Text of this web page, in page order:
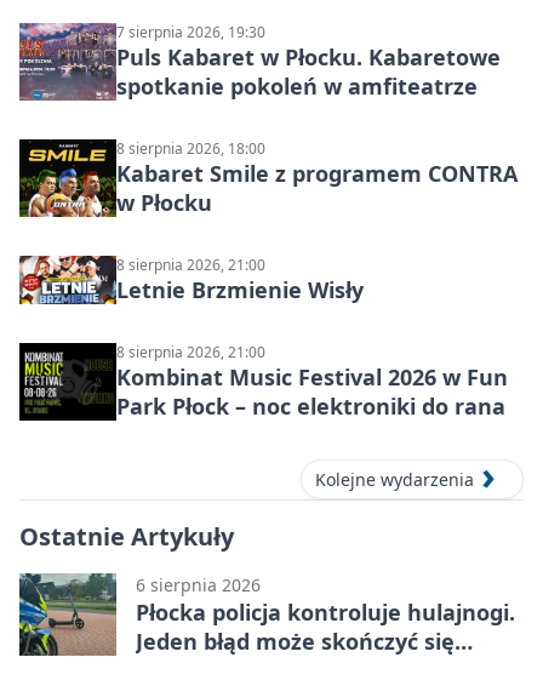
7 sierpnia 2026, 19:30
Puls Kabaret w Płocku. Kabaretowe
spotkanie pokoleń w amfiteatrze
8 sierpnia 2026, 18:00
Kabaret Smile z programem CONTRA
w Płocku
8 sierpnia 2026, 21:00
Letnie Brzmienie Wisły
8 sierpnia 2026, 21:00
Kombinat Music Festival 2026 w Fun
Park Płock – noc elektroniki do rana
Kolejne wydarzenia
Ostatnie Artykuły
6 sierpnia 2026
Płocka policja kontroluje hulajnogi.
Jeden błąd może skończyć się